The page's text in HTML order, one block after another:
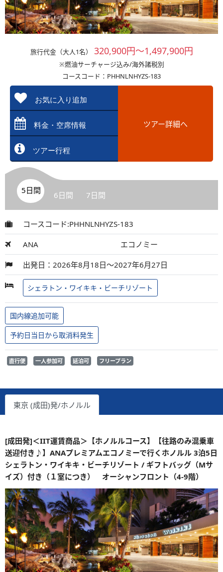
旅行代金（大人1名） 320,900円～1,497,900円
※燃油サーチャージ込み/海外諸税別
コースコード：PHHNLNHYZS-183
お気に入り追加
料金・空席情報
ツアー行程
ツアー詳細へ
5日間 6日間 7日間
コースコード:PHHNLNHYZS-183
ANA エコノミー
出発日：2026年8月18日～2027年6月27日
シェラトン・ワイキキ・ビーチリゾート
国内線追加可能
予約日当日から取消料発生
直行便 一人参加可 延泊可 フリープラン
東京 (成田)発/ホノルル
[成田発]＜IIT運賃商品＞【ホノルルコース】【往路のみ混乗車
送迎付き♪】ANAプレミアムエコノミーで行くホノルル 3泊5日
シェラトン・ワイキキ・ビーチリゾート / ギフトバッグ（Mサ
イズ）付き（１室につき） オーシャンフロント（4-9階）